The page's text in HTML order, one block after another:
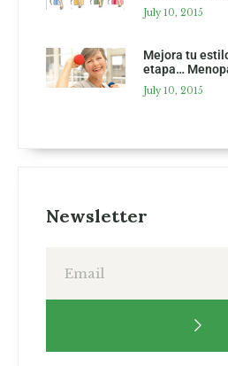
July 10, 2015
Mejora tu
etapa…
July 10, 2015
Newsletter